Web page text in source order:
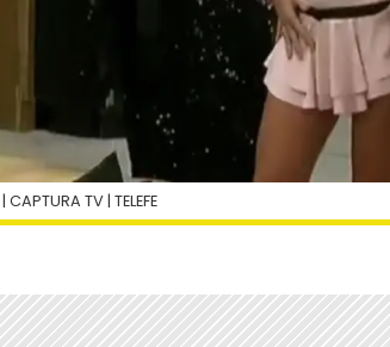
| CAPTURA TV | TELEFE